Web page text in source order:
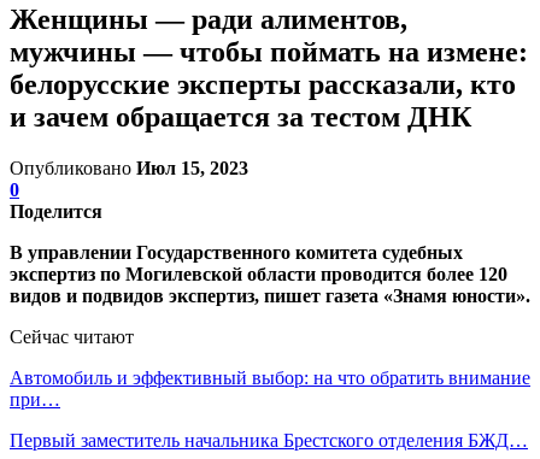
Женщины — ради алиментов,
мужчины — чтобы поймать на измене:
белорусские эксперты рассказали, кто
и зачем обращается за тестом ДНК
Опубликовано Июл 15, 2023
0
Поделится
В управлении Государственного комитета судебных
экспертиз по Могилевской области проводится более 120
видов и подвидов экспертиз, пишет газета «Знамя юности».
Сейчас читают
Автомобиль и эффективный выбор: на что обратить внимание
при…
Первый заместитель начальника Брестского отделения БЖД…